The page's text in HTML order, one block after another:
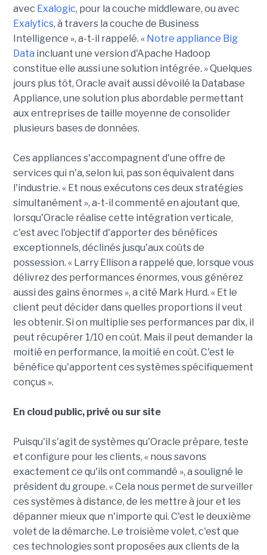
avec Exalogic, pour la couche middleware, ou avec
Exalytics, à travers la couche de Business
Intelligence », a-t-il rappelé. « Notre appliance Big
Data incluant une version d'Apache Hadoop
constitue elle aussi une solution intégrée. » Quelques
jours plus tôt, Oracle avait aussi dévoilé la Database
Appliance, une solution plus abordable permettant
aux entreprises de taille moyenne de consolider
plusieurs bases de données.
Ces appliances s'accompagnent d'une offre de
services qui n'a, selon lui, pas son équivalent dans
l'industrie. « Et nous exécutons ces deux stratégies
simultanément », a-t-il commenté en ajoutant que,
lorsqu'Oracle réalise cette intégration verticale,
c'est avec l'objectif d'apporter des bénéfices
exceptionnels, déclinés jusqu'aux coûts de
possession. « Larry Ellison a rappelé que, lorsque vous
délivrez des performances énormes, vous générez
aussi des gains énormes », a cité Mark Hurd. « Et le
client peut décider dans quelles proportions il veut
les obtenir. Si on multiplie ses performances par dix, il
peut récupérer 1/10 en coût. Mais il peut demander la
moitié en performance, la moitié en coût. C'est le
bénéfice qu'apportent ces systèmes spécifiquement
conçus ».
En cloud public, privé ou sur site
Puisqu'il s'agit de systèmes qu'Oracle prépare, teste
et configure pour les clients, « nous savons
exactement ce qu'ils ont commandé », a souligné le
président du groupe. « Cela nous permet de surveiller
ces systèmes à distance, de les mettre à jour et les
dépanner mieux que n'importe qui. C'est le deuxième
volet de la démarche. Le troisième volet, c'est que
ces technologies sont proposées aux clients de la